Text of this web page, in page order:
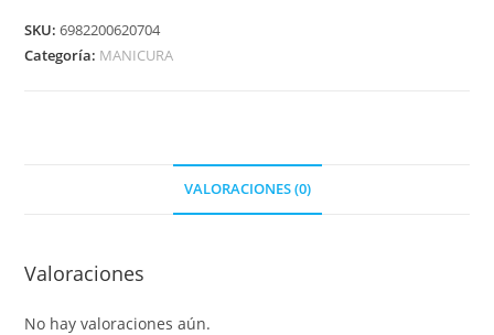
SKU:6982200620704
Categoría: MANICURA
VALORACIONES (0)
Valoraciones
No hay valoraciones aún.